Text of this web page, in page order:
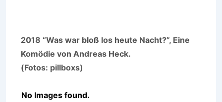
2018 “Was war bloß los heute Nacht?”, Eine
Komödie von Andreas Heck.
(Fotos: pillboxs)
No Images found.